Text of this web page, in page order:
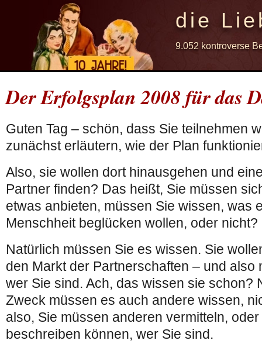
die
9.052 kontroverse
Der Erfolgsplan 2008 für das
Guten Tag – schön, dass Sie teilnehmen
zunächst erläutern, wie der Plan
Also, sie wollen dort hinausgehen und
Partner finden? Das heißt, Sie müssen
etwas anbieten, müssen Sie wissen, was
Menschheit beglücken wollen, oder nicht?
Natürlich müssen Sie es wissen. Sie
den Markt der Partnerschaften – und also
wer Sie sind. Ach, das wissen sie schon?
Zweck müssen es auch andere wissen,
also, Sie müssen anderen vermitteln,
beschreiben können, wer Sie sind.